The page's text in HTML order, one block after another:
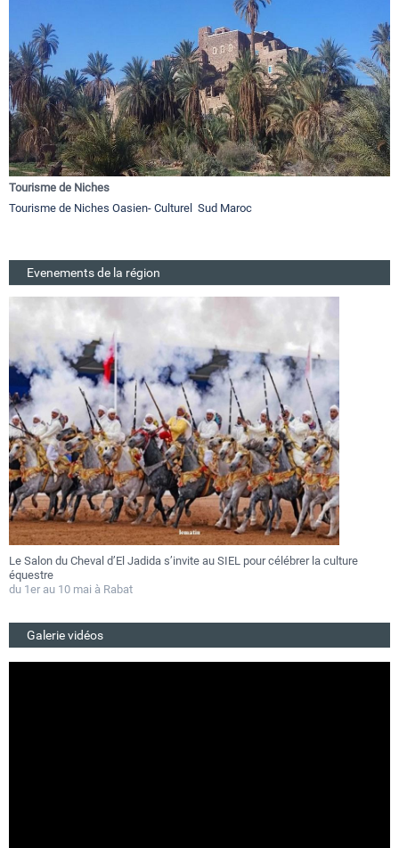
Tourisme de Niches
Tourisme de Niches Oasien- Culturel Sud Maroc
Evenements de la région
Le Salon du Cheval d’El Jadida s’invite au SIEL pour célébrer la culture
équestre
du 1er au 10 mai à Rabat
Galerie vidéos